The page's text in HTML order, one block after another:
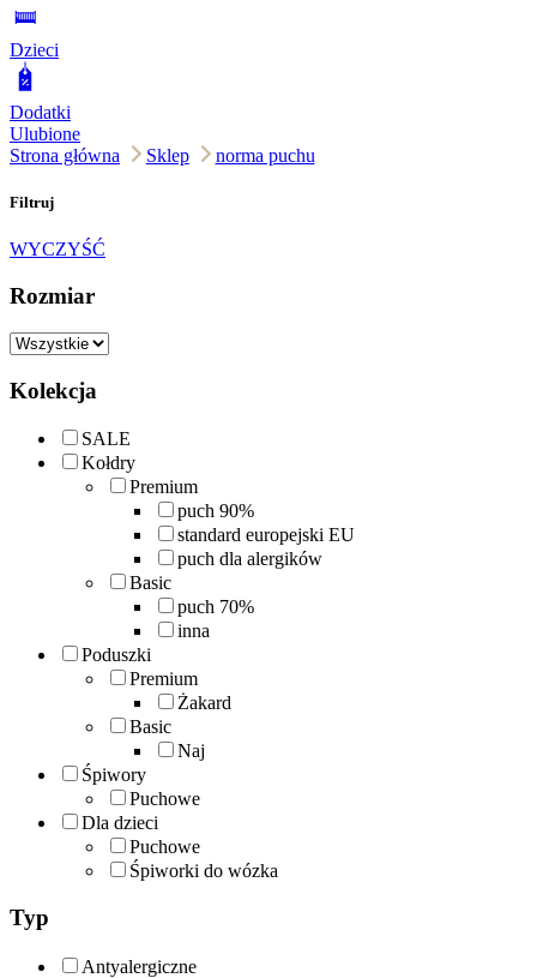
Dzieci
Dodatki
Ulubione
Strona główna
Sklep norma puchu
Filtruj
WYCZYŚĆ
Rozmiar
Kolekcja
SALE
Kołdry
Premium
puch 90%
standard europejski EU
puch dla alergików
Basic
puch 70%
inna
Poduszki
Premium
Żakard
Basic
Naj
Śpiwory
Puchowe
Dla dzieci
Puchowe
Śpiworki do wózka
Typ
Antyalergiczne